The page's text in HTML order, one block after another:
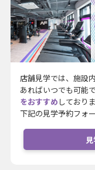
店舗見学では、施設
あればいつでも可能
をおすすめ しておりま
下記の見学予約フォ